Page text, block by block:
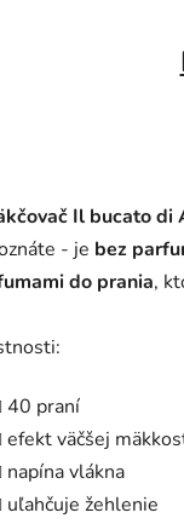
Il bucato di
- je bez
do prania,
40 praní
efekt väčšej
napína vlákna
uľahčuje žehlenie